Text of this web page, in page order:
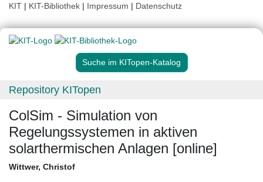
KIT | KIT-Bibliothek | Impressum | Datenschutz
Suche im KITopen-Katalog
Repository KITopen
ColSim - Simulation von
Regelungssystemen in aktiven
solarthermischen Anlagen [online]
Wittwer, Christof